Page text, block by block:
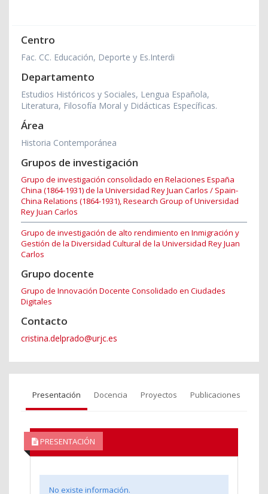
Centro
Fac. CC. Educación, Deporte y Es.Interdi
Departamento
Estudios Históricos y Sociales, Lengua Española,
Literatura, Filosofía Moral y Didácticas Específicas.
Área
Historia Contemporánea
Grupos de investigación
Grupo de investigación consolidado en Relaciones España
China (1864-1931) de la Universidad Rey Juan Carlos / Spain-
China Relations (1864-1931), Research Group of Universidad
Rey Juan Carlos
Grupo de investigación de alto rendimiento en Inmigración y
Gestión de la Diversidad Cultural de la Universidad Rey Juan
Carlos
Grupo docente
Grupo de Innovación Docente Consolidado en Ciudades
Digitales
Contacto
cristina.delprado@urjc.es
Presentación Docencia Proyectos Publicaciones
PRESENTACIÓN
No existe información.